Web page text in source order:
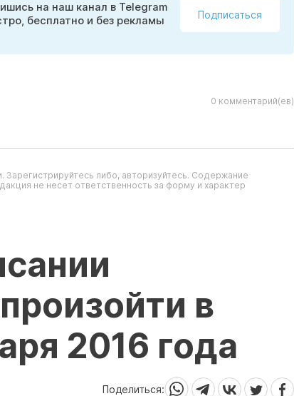
на наш канал в Telegram
бесплатно и без рекламы
Подписаться
0 комментарий(ев)
Зарегистрируйтесь либо, авторизуйтесь. Содержание
не несет ответственность за форму и характер
в
2016 года
Поделиться: